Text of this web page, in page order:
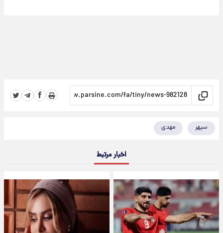
سپهر مهدی
اخبار مرتبط